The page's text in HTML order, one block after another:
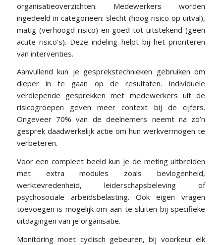
organisatieoverzichten. Medewerkers worden
ingedeeld in categorieën: slecht (hoog risico op uitval),
matig (verhoogd risico) en goed tot uitstekend (geen
acute risico’s). Deze indeling helpt bij het prioriteren
van interventies.
Aanvullend kun je gesprekstechnieken gebruiken om
dieper in te gaan op de resultaten. Individuele
verdiepende gesprekken met medewerkers uit de
risicogroepen geven meer context bij de cijfers.
Ongeveer 70% van de deelnemers neemt na zo’n
gesprek daadwerkelijk actie om hun werkvermogen te
verbeteren.
Voor een compleet beeld kun je de meting uitbreiden
met extra modules zoals bevlogenheid,
werktevredenheid, leiderschapsbeleving of
psychosociale arbeidsbelasting. Ook eigen vragen
toevoegen is mogelijk om aan te sluiten bij specifieke
uitdagingen van je organisatie.
Monitoring moet cyclisch gebeuren, bij voorkeur elk